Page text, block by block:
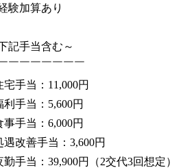
験加算あり
記手当含む～
￣￣￣￣￣￣￣
宅手当：11,000円
利手当：5,600円
事手当：6,000円
遇改善手当：3,600円
勤手当：39,900円（2交代3回想定）